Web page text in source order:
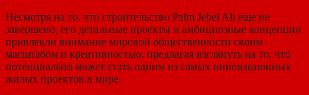
Несмотря на то, что строительство Palm Jebel Ali еще не
завершено, его детальные проекты и амбициозные концепции
привлекли внимание мировой общественности своим
масштабом и креативностью, предлагая взглянуть на то, что
потенциально может стать одним из самых инновационных
жилых проектов в мире.